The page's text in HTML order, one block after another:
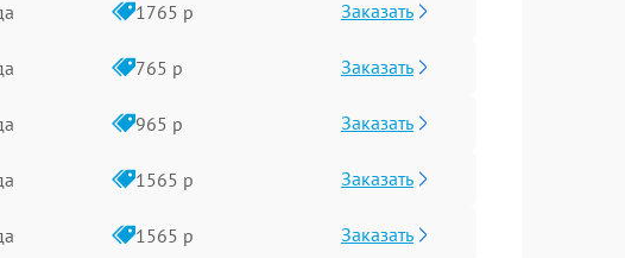
1765 р Заказать
765 р Заказать
965 р Заказать
1565 р Заказать
1565 р Заказать